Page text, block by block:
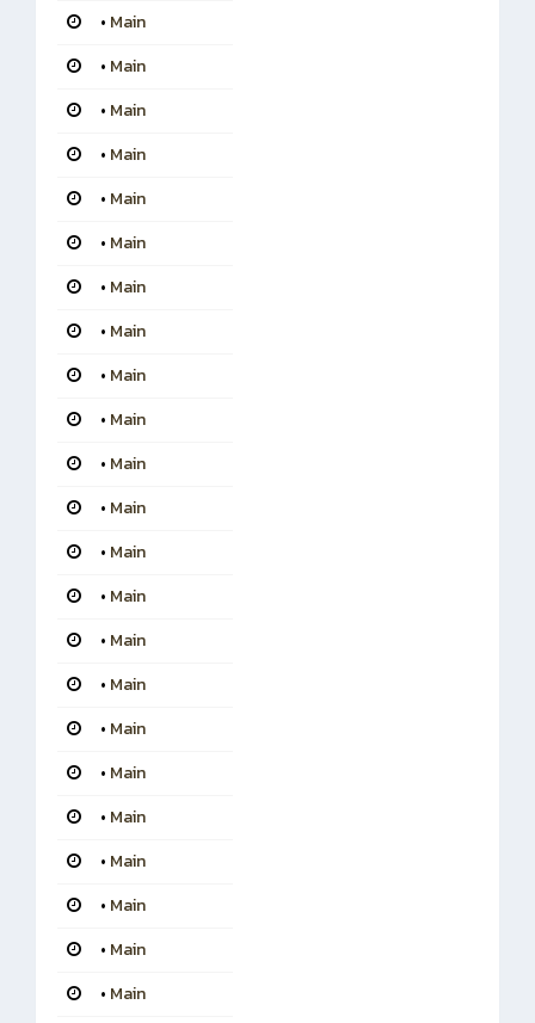
• Main
• Main
• Main
• Main
• Main
• Main
• Main
• Main
• Main
• Main
• Main
• Main
• Main
• Main
• Main
• Main
• Main
• Main
• Main
• Main
• Main
• Main
• Main